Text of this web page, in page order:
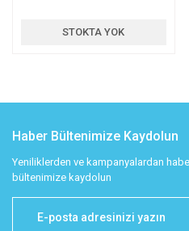
STOKTA YOK
Haber Bültenimize Kaydolun
Yeniliklerden ve kampanyalardan
bültenimize kaydolun